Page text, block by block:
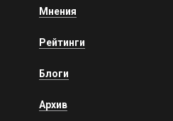
Мнения
Рейтинги
Блоги
Архив